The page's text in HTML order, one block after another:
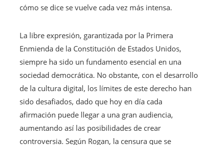
cómo se dice se vuelve cada vez más intensa.
La libre expresión, garantizada por la Primera
Enmienda de la Constitución de Estados Unidos,
siempre ha sido un fundamento esencial en una
sociedad democrática. No obstante, con el desarrollo
de la cultura digital, los límites de este derecho han
sido desafiados, dado que hoy en día cada
afirmación puede llegar a una gran audiencia,
aumentando así las posibilidades de crear
controversia. Según Rogan, la censura que se